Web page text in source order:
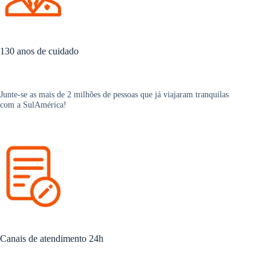
130 anos de cuidado
Junte-se as mais de 2 milhões de pessoas que já viajaram tranquilas
com a SulAmérica!
Canais de atendimento 24h